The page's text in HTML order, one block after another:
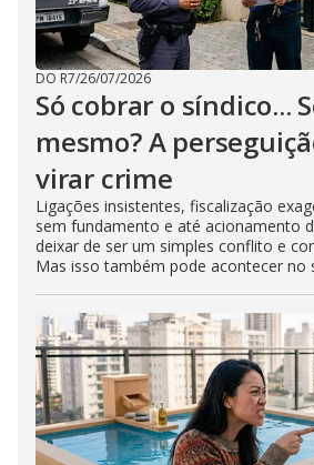
DO R7/26/07/2026
Só cobrar o síndico...
mesmo? A
virar crime
Ligações insistentes, fiscalização
sem fundamento e até acionamento
deixar de ser um simples conflito e
Mas isso também pode acontecer no